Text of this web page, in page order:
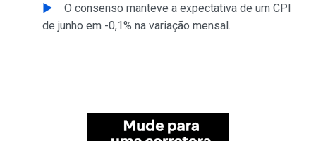
O consenso manteve a expectativa de um CPI
de junho em -0,1% na variação mensal.